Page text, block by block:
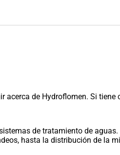
de Hydroflomen. Si
de tratamiento de aguas.
hasta la distribución de la